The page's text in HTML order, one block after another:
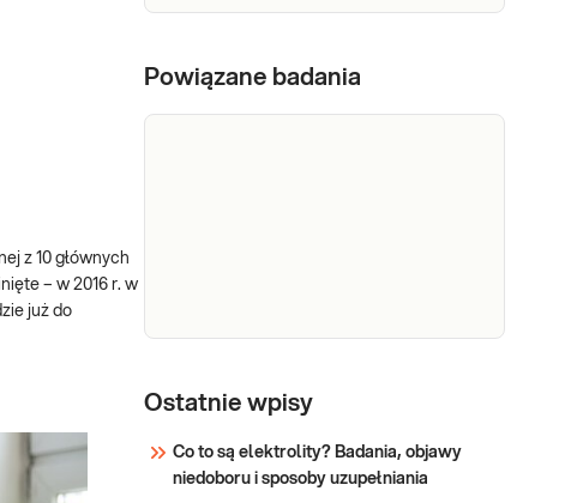
z 10 głównych
– w 2016 r. w
już do
Powiązane badania
mikrobiologiczne
gruźlicy (posiew)
kierunku gruźlicy
(posiew), zgodne z
Ostatnie wpisy
Co to są elektrolity? Badania, objawy
niedoboru i sposoby uzupełniania